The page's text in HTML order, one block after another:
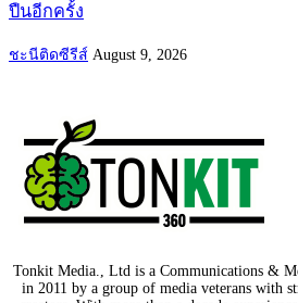
ปืนอีกครั้ง
ชะนีติดซีรีส์ August 9, 2026
Tonkit Media., Ltd is a Communications &
in 2011 by a group of media veterans with